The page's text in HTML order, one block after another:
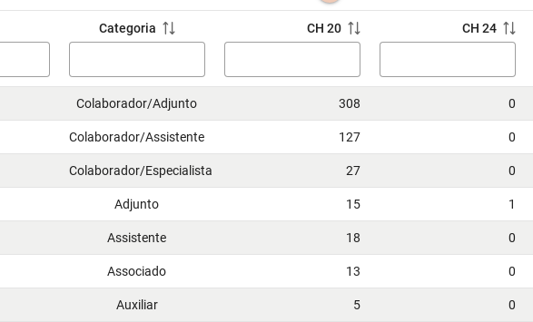
Categoria CH 20 CH 24
Colaborador/Adjunto 308 0
Colaborador/Assistente 127 0
Colaborador/Especialista 27 0
Adjunto 15 1
Assistente 18 0
Associado 13 0
Auxiliar 5 0